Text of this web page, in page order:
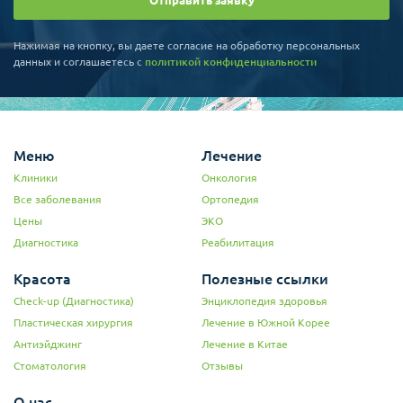
Нажимая на кнопку, вы даете согласие на обработку персональных
данных и соглашаетесь c политикой конфиденциальности
Меню
Клиники
Все заболевания
Цены
Диагностика
Лечение
Онкология
Ортопедия
ЭКО
Реабилитация
Красота
Check-up (Диагностика)
Пластическая хирургия
Антиэйджинг
Стоматология
Полезные ссылки
Энциклопедия здоровья
Лечение в Южной Корее
Лечение в Китае
Отзывы